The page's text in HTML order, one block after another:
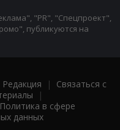
"PR", "Спецпроект",
публикуются на
Редакция | Связаться с
|
Политика в сфере
данных